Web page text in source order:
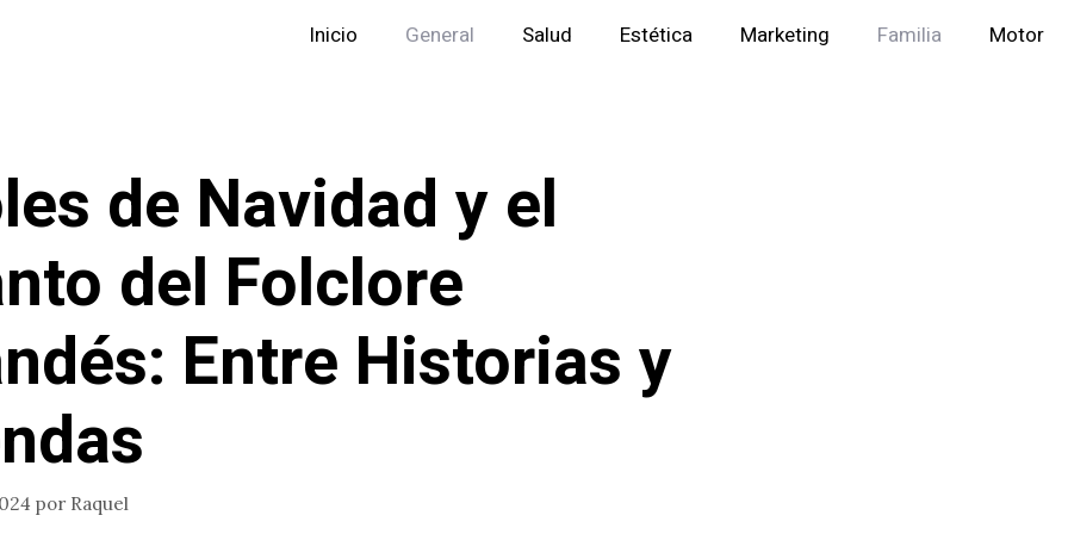
Inicio General Salud Estética Marketing Familia Motor
de Navidad y el
del Folclore
Entre Historias y
por Raquel